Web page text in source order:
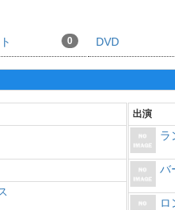
0 DVD
出演
ラ
バ
ロ